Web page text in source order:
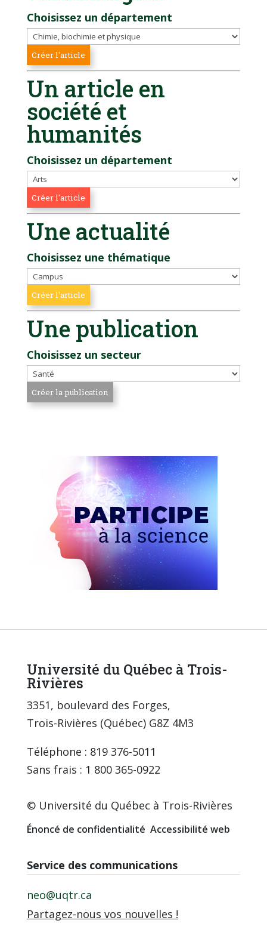
Choisissez un département
Un article en
société et
humanités
Choisissez un département
Une actualité
Choisissez une thématique
Une publication
Choisissez un secteur
Université du Québec à Trois-
Rivières
3351, boulevard des Forges,
Trois-Rivières (Québec) G8Z 4M3
Téléphone : 819 376-5011
Sans frais : 1 800 365-0922
© Université du Québec à Trois-Rivières
Énoncé de confidentialité Accessibilité web
Service des communications
neo@uqtr.ca
Partagez-nous vos nouvelles !